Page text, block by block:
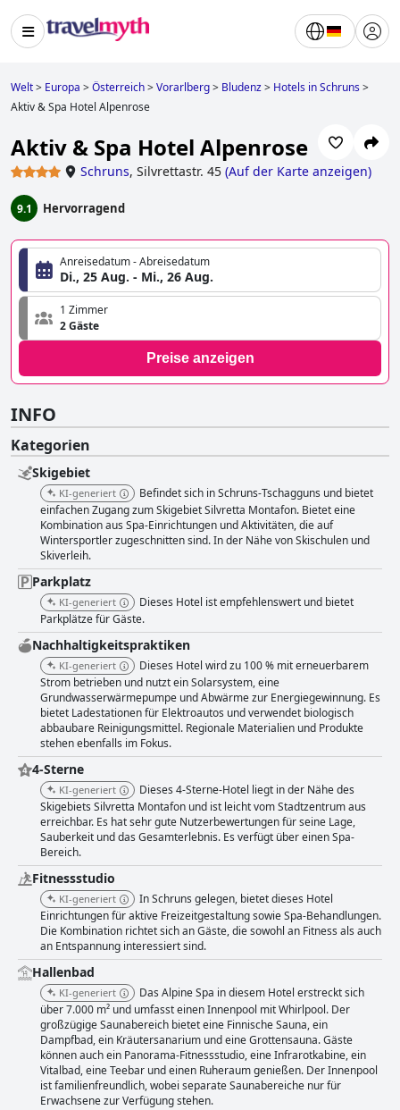
Welt> Europa >Österreich>Vorarlberg> Bludenz> Hotels in Schruns>
Aktiv & Spa Hotel Alpenrose
Aktiv & Spa Hotel Alpenrose
Schruns, Silvrettastr. 45 (Auf der Karte anzeigen)
9.1 Hervorragend
Anreisedatum - Abreisedatum
Di., 25 Aug. - Mi., 26 Aug.
1 Zimmer
2 Gäste
Preise anzeigen
INFO
Kategorien
Skigebiet
KI-generiert
Befindet sich in Schruns-Tschagguns und bietet
einfachen Zugang zum Skigebiet Silvretta Montafon. Bietet eine
Kombination aus Spa-Einrichtungen und Aktivitäten, die auf
Wintersportler zugeschnitten sind. In der Nähe von Skischulen und
Skiverleih.
Parkplatz
KI-generiert
Dieses Hotel ist empfehlenswert und bietet
Parkplätze für Gäste.
Nachhaltigkeitspraktiken
KI-generiert
Dieses Hotel wird zu 100 % mit erneuerbarem
Strom betrieben und nutzt ein Solarsystem, eine
Grundwasserwärmepumpe und Abwärme zur Energiegewinnung. Es
bietet Ladestationen für Elektroautos und verwendet biologisch
abbaubare Reinigungsmittel. Regionale Materialien und Produkte
stehen ebenfalls im Fokus.
4-Sterne
KI-generiert
Dieses 4-Sterne-Hotel liegt in der Nähe des
Skigebiets Silvretta Montafon und ist leicht vom Stadtzentrum aus
erreichbar. Es hat sehr gute Nutzerbewertungen für seine Lage,
Sauberkeit und das Gesamterlebnis. Es verfügt über einen Spa-
Bereich.
Fitnessstudio
KI-generiert
In Schruns gelegen, bietet dieses Hotel
Einrichtungen für aktive Freizeitgestaltung sowie Spa-Behandlungen.
Die Kombination richtet sich an Gäste, die sowohl an Fitness als auch
an Entspannung interessiert sind.
Hallenbad
KI-generiert
Das Alpine Spa in diesem Hotel erstreckt sich
über 7.000 m² und umfasst einen Innenpool mit Whirlpool. Der
großzügige Saunabereich bietet eine Finnische Sauna, ein
Dampfbad, ein Kräutersanarium und eine Grottensauna. Gäste
können auch ein Panorama-Fitnessstudio, eine Infrarotkabine, ein
Vitalbad, eine Teebar und einen Ruheraum genießen. Der Innenpool
ist familienfreundlich, wobei separate Saunabereiche nur für
Erwachsene zur Verfügung stehen.